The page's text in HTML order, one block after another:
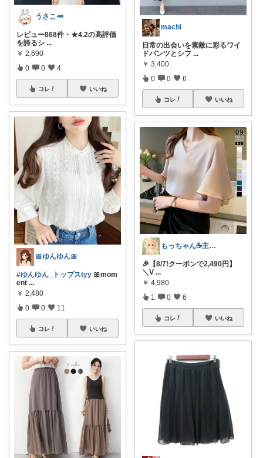
うさこ🥕
レビュー868件・★4.2の高評価
を誇るシ ...
￥ 2,690
0 0 4
コレ いいね
🎀ゆんゆん🎀
#ゆんゆん_トップスtyy 🎀mom
ent ...
￥ 2,480
0 0 11
コレ いいね
machi
日常の出会いを素敵に彩るワイ
ドパンツとシフ ...
￥ 3,400
0 0 6
コレ いいね
もっちゃん☕主婦の癒しとご褒美ROOM
🎉【8/7!クーポンで2,490円】
＼V ...
￥ 4,980
1 0 6
コレ いいね